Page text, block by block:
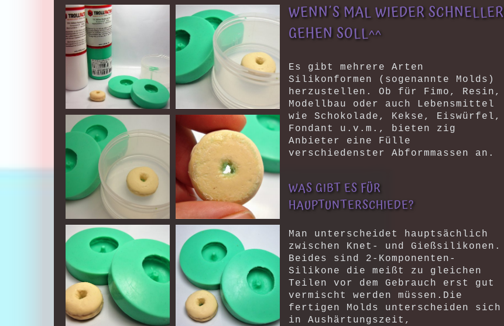
WENN´S MAL WIEDER SCHNELLER
GEHEN SOLL^^
Es gibt mehrere Arten
Silikonformen (sogenannte Molds)
herzustellen. Ob für Fimo, Resin,
Modellbau oder auch Lebensmittel
wie Schokolade, Kekse, Eiswürfel,
Fondant u.v.m., bieten zig
Anbieter eine Fülle
verschiedenster Abformmassen an.
WAS GIBT ES FÜR
HAUPTUNTERSCHIEDE?
Man unterscheidet hauptsächlich
zwischen Knet- und Gießsilikonen.
Beides sind 2-Komponenten-
Silikone die meißt zu gleichen
Teilen vor dem Gebrauch erst gut
vermischt werden müssen.Die
fertigen Molds unterscheiden sich
in Aushärtungszeit,